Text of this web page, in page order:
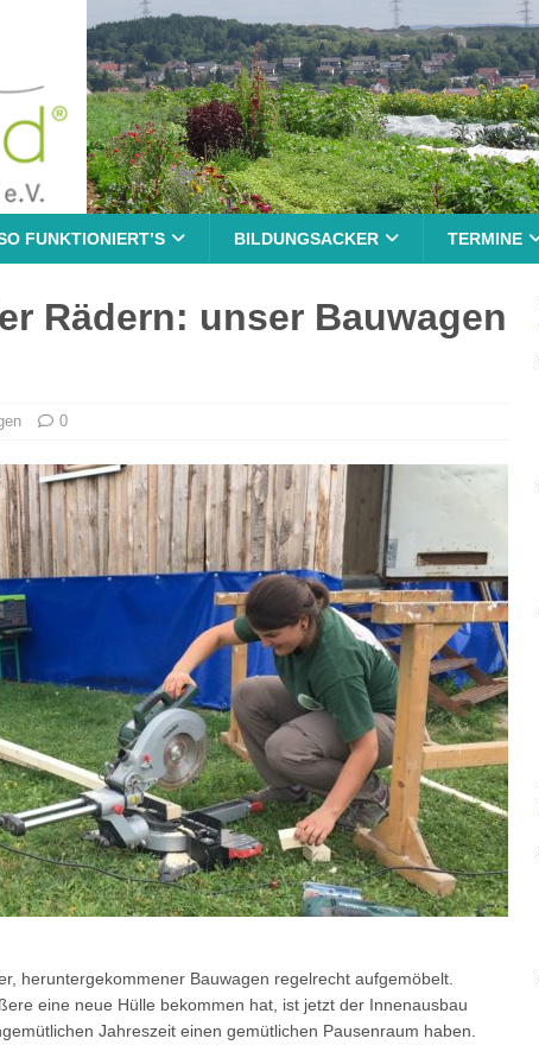
FUNKTIONIERT’S BILDUNGSACKER TERMINE
Rädern: unser Bauwagen
0
heruntergekommener Bauwagen regelrecht aufgemöbelt.
eine neue Hülle bekommen hat, ist jetzt der Innenausbau
Jahreszeit einen gemütlichen Pausenraum haben.